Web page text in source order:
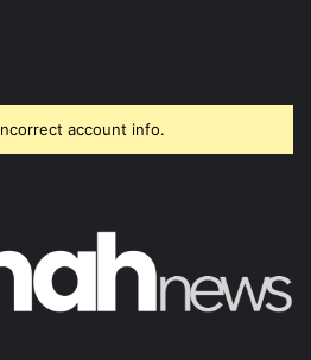
account info.